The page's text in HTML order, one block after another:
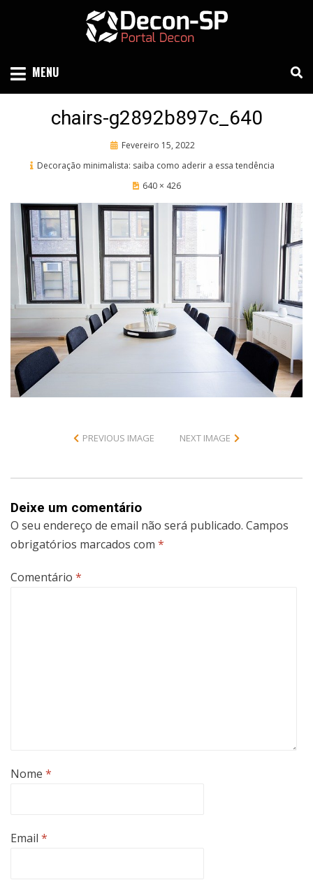
MENU
chairs-g2892b897c_640
Posted
Fevereiro 15, 2022
Decoração minimalista: saiba como aderir a essa tendência
640 × 426
PREVIOUS IMAGE NEXT IMAGE
Deixe um comentário
O seu endereço de email não será publicado. Campos
obrigatórios marcados com *
Comentário *
Nome *
Email *